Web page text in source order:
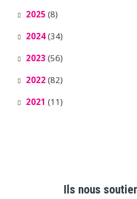
2025 (8)
2024(34)
2023 (56)
2022 (82)
2021 (11)
Ils nous